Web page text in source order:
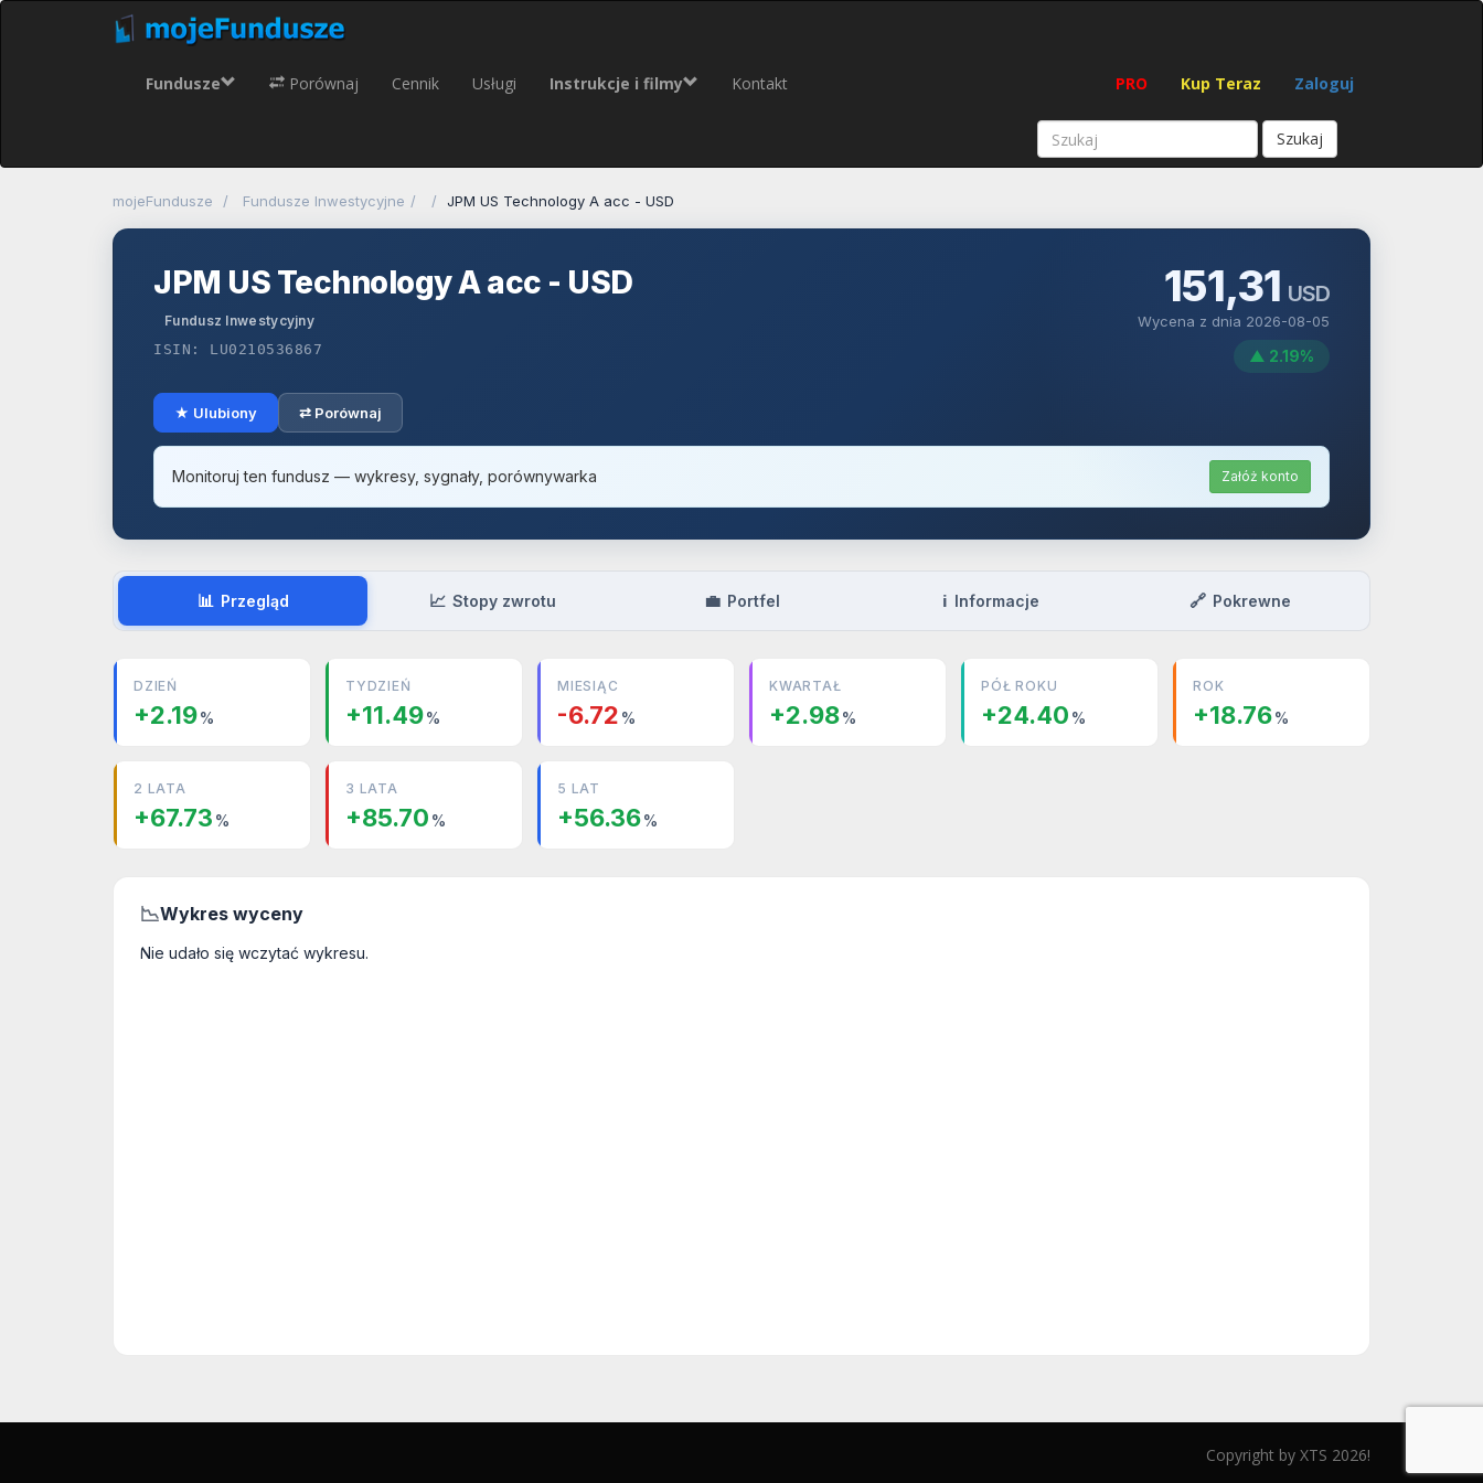
PRO Kup Teraz Zaloguj
Fundusze Porównaj Cennik Usługi Instrukcje i filmy Kontakt
Szukaj
mojeFundusze Fundusze Inwestycyjne JPM US Technology A acc - USD
JPM US Technology A acc - USD
Fundusz Inwestycyjny
ISIN: LU0210536867
151,31 USD
Wycena z dnia 2026-08-05
▲ 2.19%
★ Ulubiony ⇄ Porównaj
Monitoruj ten fundusz — wykresy, sygnały, porównywarka Załóż konto
📊 Przegląd 📈 Stopy zwrotu 💼 Portfel ℹ️ Informacje 🔗 Pokrewne
DZIEŃ
+2.19%
TYDZIEŃ
+11.49%
MIESIĄC
-6.72 %
KWARTAŁ
+2.98%
PÓŁ ROKU
+24.40 %
ROK
+18.76%
2 LATA
+67.73 %
3 LATA
+85.70 %
5 LAT
+56.36%
📉Wykres wyceny
Nie udało się wczytać wykresu.
Copyright by XTS 2026!